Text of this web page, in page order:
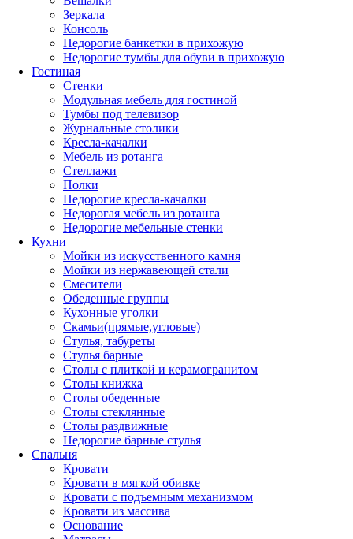
Зеркала
Консоль
Недорогие банкетки в прихожую
Недорогие тумбы для обуви в прихожую
Гостиная
Стенки
Модульная мебель для гостиной
Тумбы под телевизор
Журнальные столики
Кресла-качалки
Мебель из ротанга
Стеллажи
Полки
Недорогие кресла-качалки
Недорогая мебель из ротанга
Недорогие мебельные стенки
Кухни
Мойки из искусственного камня
Мойки из нержавеющей стали
Смесители
Обеденные группы
Кухонные уголки
Скамьи(прямые,угловые)
Стулья, табуреты
Стулья барные
Столы с плиткой и керамогранитом
Столы книжка
Столы обеденные
Столы стеклянные
Столы раздвижные
Недорогие барные стулья
Спальня
Кровати
Кровати в мягкой обивке
Кровати с подъемным механизмом
Кровати из массива
Основание